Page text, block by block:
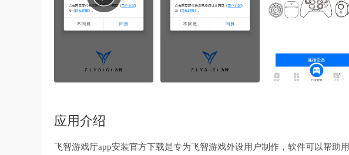
应用介绍
飞智游戏厅app安装官方下载是专为飞智游戏外设用户制作，软件可以帮助